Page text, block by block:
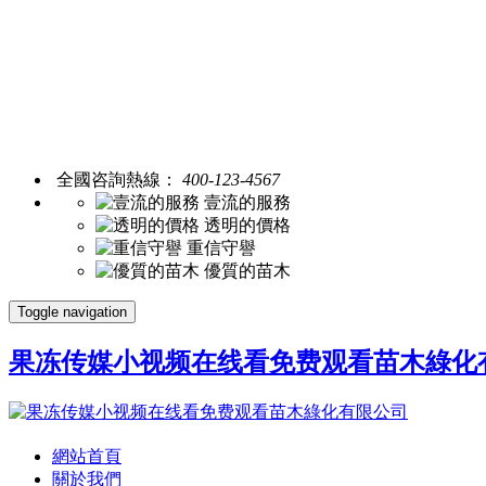
全國咨詢熱線： 400-123-4567
壹流的服務
透明的價格
重信守譽
優質的苗木
Toggle navigation
果冻传媒小视频在线看免费观看苗木綠化
網站首頁
關於我們